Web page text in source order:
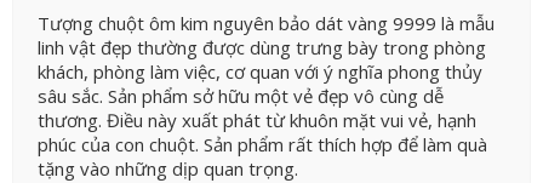
Tượng chuột ôm kim nguyên bảo dát vàng 9999 là mẫu
linh vật đẹp thường được dùng trưng bày trong phòng
khách, phòng làm việc, cơ quan với ý nghĩa phong thủy
sâu sắc. Sản phẩm sở hữu một vẻ đẹp vô cùng dễ
thương. Điều này xuất phát từ khuôn mặt vui vẻ, hạnh
phúc của con chuột. Sản phẩm rất thích hợp để làm quà
tặng vào những dịp quan trọng.